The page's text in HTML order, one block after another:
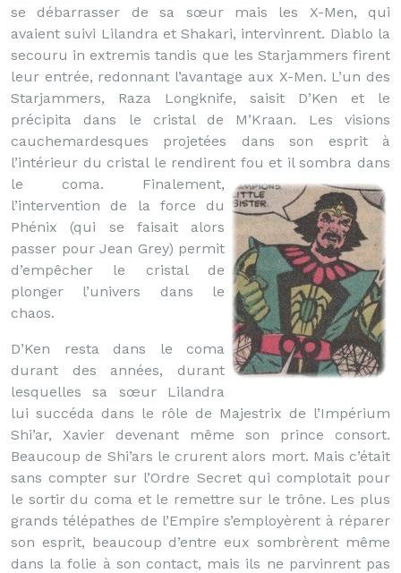
se débarrasser de sa sœur mais les X-Men, qui
avaient suivi Lilandra et Shakari, intervinrent. Diablo la
secouru in extremis tandis que les Starjammers firent
leur entrée, redonnant l’avantage aux X-Men. L’un des
Starjammers, Raza Longknife, saisit D’Ken et le
précipita dans le cristal de M’Kraan. Les visions
cauchemardesques projetées dans son esprit à
l’intérieur du cristal le rendirent fou et il sombra dans
le coma. Finalement,
l’intervention de la force du
Phénix (qui se faisait alors
passer pour Jean Grey) permit
d’empêcher le cristal de
plonger l’univers dans le
chaos.
D’Ken resta dans le coma
durant des années, durant
lesquelles sa sœur Lilandra
lui succéda dans le rôle de Majestrix de l’Impérium
Shi’ar, Xavier devenant même son prince consort.
Beaucoup de Shi’ars le crurent alors mort. Mais c’était
sans compter sur l’Ordre Secret qui complotait pour
le sortir du coma et le remettre sur le trône. Les plus
grands télépathes de l’Empire s’employèrent à réparer
son esprit, beaucoup d’entre eux sombrèrent même
dans la folie à son contact, mais ils ne parvinrent pas